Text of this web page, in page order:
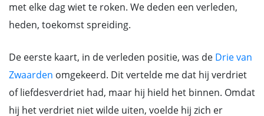
met elke dag wiet te roken. We deden een verleden,
heden, toekomst spreiding.
De eerste kaart, in de verleden positie, was de Drie van
Zwaarden omgekeerd. Dit vertelde me dat hij verdriet
of liefdesverdriet had, maar hij hield het binnen. Omdat
hij het verdriet niet wilde uiten, voelde hij zich er